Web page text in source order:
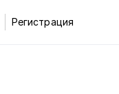
Регистрация